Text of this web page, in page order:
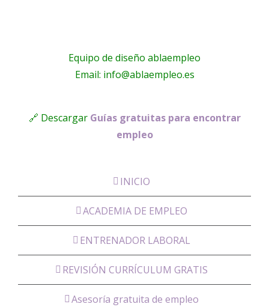
Equipo de diseño ablaempleo
Email: info@ablaempleo.es
🔗 Descargar Guías gratuitas para encontrar
empleo
INICIO
ACADEMIA DE EMPLEO
ENTRENADOR LABORAL
REVISIÓN CURRÍCULUM GRATIS
Asesoría gratuita de empleo